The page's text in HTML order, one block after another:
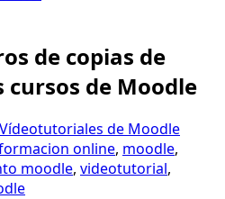
de copias de
cursos de Moodle
Vídeotutoriales de Moodle
online, moodle,
moodle, videotutorial,